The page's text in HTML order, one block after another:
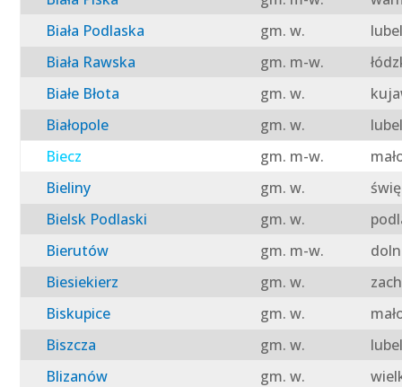
Biała Podlaska
gm. w.
Biała Rawska
gm. m-w.
Białe Błota
gm. w.
Białopole
gm. w.
Biecz
gm. m-w.
Bieliny
gm. w.
Bielsk Podlaski
gm. w.
Bierutów
gm. m-w.
Biesiekierz
gm. w.
Biskupice
gm. w.
Biszcza
gm. w.
Blizanów
gm. w.